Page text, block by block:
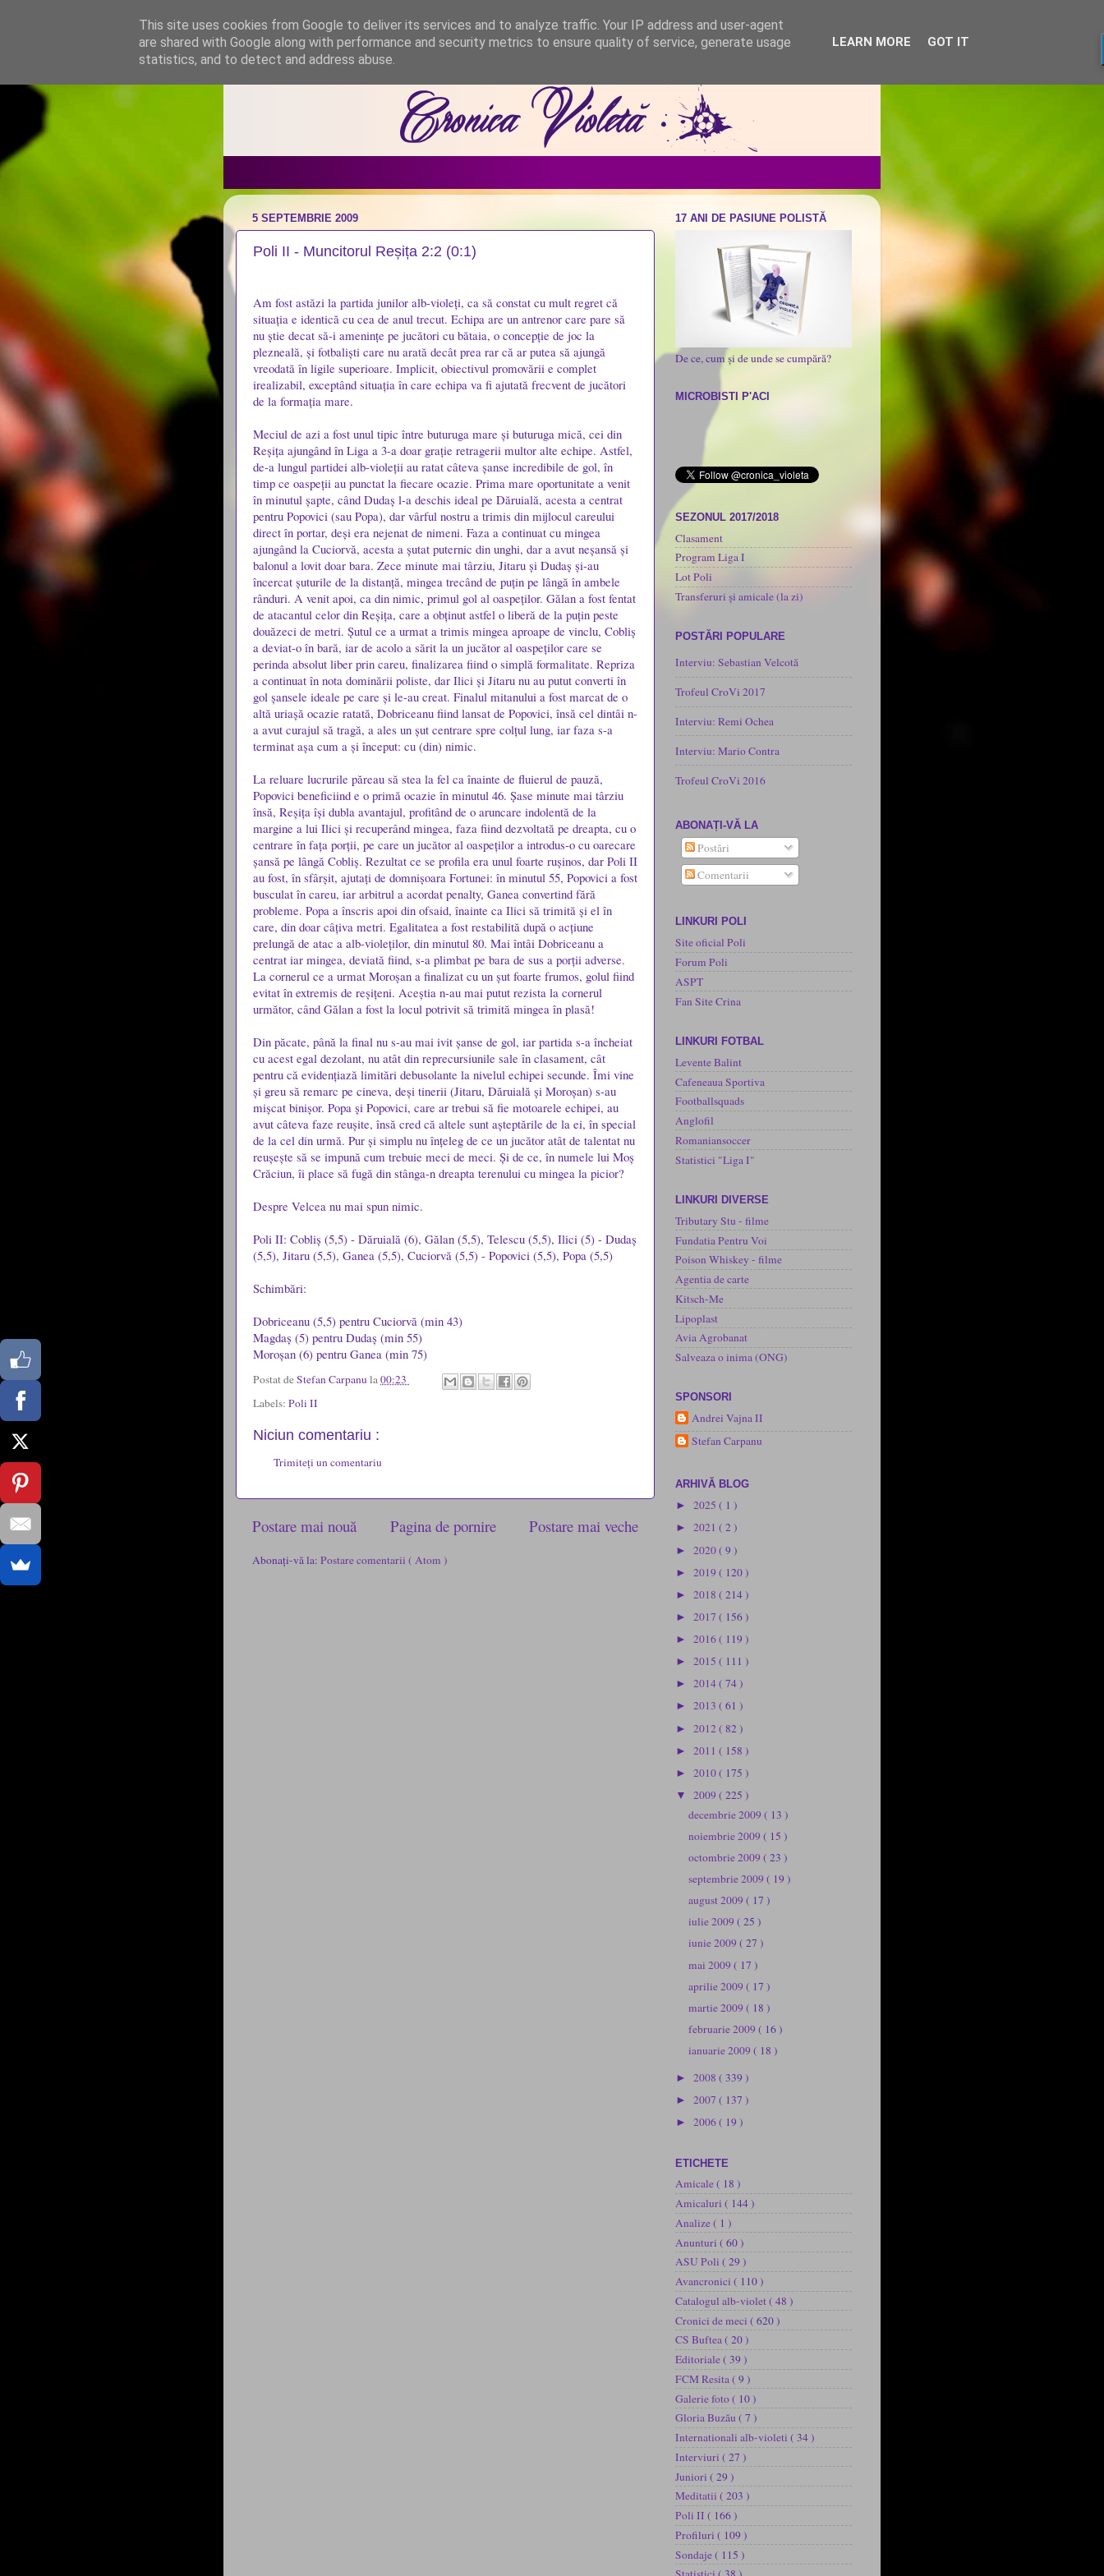
5 SEPTEMBRIE 2009
Poli II - Muncitorul Reșița 2:2 (0:1)
Am fost astăzi la partida junilor alb-violeți, ca să constat cu mult regret că
situația e identică cu cea de anul trecut. Echipa are un antrenor care pare să
nu știe decat să-i amenințe pe jucători cu bătaia, o concepție de joc la
plezneală, și fotbaliști care nu arată decât prea rar că ar putea să ajungă
vreodată în ligile superioare. Implicit, obiectivul promovării e complet
irealizabil, exceptând situația în care echipa va fi ajutată frecvent de jucători
de la formația mare.
Meciul de azi a fost unul tipic între buturuga mare și buturuga mică, cei din
Reșița ajungând în Liga a 3-a doar grație retragerii multor alte echipe. Astfel,
de-a lungul partidei alb-violeții au ratat câteva șanse incredibile de gol, în
timp ce oaspeții au punctat la fiecare ocazie. Prima mare oportunitate a venit
în minutul șapte, când Dudaș l-a deschis ideal pe Dăruială, acesta a centrat
pentru Popovici (sau Popa), dar vârful nostru a trimis din mijlocul careului
direct în portar, deși era nejenat de nimeni. Faza a continuat cu mingea
ajungând la Cuciorvă, acesta a șutat puternic din unghi, dar a avut neșansă și
balonul a lovit doar bara. Zece minute mai târziu, Jitaru și Dudaș și-au
încercat șuturile de la distanță, mingea trecând de puțin pe lângă în ambele
rânduri. A venit apoi, ca din nimic, primul gol al oaspeților. Gălan a fost fentat
de atacantul celor din Reșița, care a obținut astfel o liberă de la puțin peste
douăzeci de metri. Șutul ce a urmat a trimis mingea aproape de vinclu, Cobliș
a deviat-o în bară, iar de acolo a sărit la un jucător al oaspeților care se
perinda absolut liber prin careu, finalizarea fiind o simplă formalitate. Repriza
a continuat în nota dominării poliste, dar Ilici și Jitaru nu au putut converti în
gol șansele ideale pe care și le-au creat. Finalul mitanului a fost marcat de o
altă uriașă ocazie ratată, Dobriceanu fiind lansat de Popovici, însă cel dintâi n-
a avut curajul să tragă, a ales un șut centrare spre colțul lung, iar faza s-a
terminat așa cum a și început: cu (din) nimic.
La reluare lucrurile păreau să stea la fel ca înainte de fluierul de pauză,
Popovici beneficiind e o primă ocazie în minutul 46. Șase minute mai târziu
însă, Reșița își dubla avantajul, profitând de o aruncare indolentă de la
margine a lui Ilici și recuperând mingea, faza fiind dezvoltată pe dreapta, cu o
centrare în fața porții, pe care un jucător al oaspeților a introdus-o cu oarecare
șansă pe lângă Cobliș. Rezultat ce se profila era unul foarte rușinos, dar Poli II
au fost, în sfârșit, ajutați de domnișoara Fortunei: în minutul 55, Popovici a fost
busculat în careu, iar arbitrul a acordat penalty, Ganea convertind fără
probleme. Popa a înscris apoi din ofsaid, înainte ca Ilici să trimită și el în
care, din doar câțiva metri. Egalitatea a fost restabilită după o acțiune
prelungă de atac a alb-violeților, din minutul 80. Mai întâi Dobriceanu a
centrat iar mingea, deviată fiind, s-a plimbat pe bara de sus a porții adverse.
La cornerul ce a urmat Moroșan a finalizat cu un șut foarte frumos, golul fiind
evitat în extremis de reșițeni. Aceștia n-au mai putut rezista la cornerul
următor, când Gălan a fost la locul potrivit să trimită mingea în plasă!
Din păcate, până la final nu s-au mai ivit șanse de gol, iar partida s-a încheiat
cu acest egal dezolant, nu atât din reprecursiunile sale în clasament, cât
pentru că evidențiază limitări debusolante la nivelul echipei secunde. Îmi vine
și greu să remarc pe cineva, deși tinerii (Jitaru, Dăruială și Moroșan) s-au
mișcat binișor. Popa și Popovici, care ar trebui să fie motoarele echipei, au
avut câteva faze reușite, însă cred că altele sunt așteptările de la ei, în special
de la cel din urmă. Pur și simplu nu înțeleg de ce un jucător atât de talentat nu
reușește să se impună cum trebuie meci de meci. Și de ce, în numele lui Moș
Crăciun, îi place să fugă din stânga-n dreapta terenului cu mingea la picior?
Despre Velcea nu mai spun nimic.
Poli II: Cobliș (5,5) - Dăruială (6), Gălan (5,5), Telescu (5,5), Ilici (5) - Dudaș
(5,5), Jitaru (5,5), Ganea (5,5), Cuciorvă (5,5) - Popovici (5,5), Popa (5,5)
Schimbări:
Dobriceanu (5,5) pentru Cuciorvă (min 43)
Magdaș (5) pentru Dudaș (min 55)
Moroșan (6) pentru Ganea (min 75)
Postat deStefan Carpanula00:23
Labels: Poli II
Niciun comentariu :
Trimiteți un comentariu
Postare mai nouă Postare mai veche
Pagina de pornire
Abonați-vă la: Postare comentarii ( Atom )
17 ANI DE PASIUNE POLISTĂ
De ce, cum și de unde se cumpără?
MICROBISTI P'ACI
SEZONUL 2017/2018
Clasament
Program Liga I
Lot Poli
Transferuri și amicale (la zi)
POSTĂRI POPULARE
Interviu: Sebastian Velcotă
Trofeul CroVi 2017
Interviu: Remi Ochea
Interviu: Mario Contra
Trofeul CroVi 2016
ABONAȚI-VĂ LA
Postări
Comentarii
LINKURI POLI
Site oficial Poli
Forum Poli
ASPT
Fan Site Crina
LINKURI FOTBAL
Levente Balint
Cafeneaua Sportiva
Footballsquads
Anglofil
Romaniansoccer
Statistici "Liga I"
LINKURI DIVERSE
Tributary Stu - filme
Fundatia Pentru Voi
Poison Whiskey - filme
Agentia de carte
Kitsch-Me
Lipoplast
Avia Agrobanat
Salveaza o inima (ONG)
SPONSORI
Andrei Vajna II
Stefan Carpanu
ARHIVĂ BLOG
► 2025 ( 1 )
► 2021 ( 2 )
► 2020( 9 )
► 2019 ( 120 )
► 2018 ( 214 )
► 2017 ( 156 )
► 2016( 119 )
► 2015 ( 111 )
► 2014( 74 )
► 2013 ( 61 )
► 2012( 82 )
► 2011 ( 158 )
► 2010( 175 )
▼ 2009 ( 225 )
decembrie 2009( 13 )
noiembrie 2009( 15 )
octombrie 2009( 23 )
septembrie 2009( 19 )
august 2009( 17 )
iulie 2009( 25 )
iunie 2009( 27 )
mai 2009( 17 )
aprilie 2009( 17 )
martie 2009( 18 )
februarie 2009( 16 )
ianuarie 2009( 18 )
► 2008 ( 339 )
► 2007 ( 137 )
► 2006( 19 )
ETICHETE
Amicale( 18 )
Amicaluri ( 144 )
Analize( 1 )
Anunturi ( 60 )
ASU Poli ( 29 )
Avancronici ( 110 )
Catalogul alb-violet( 48 )
Cronici de meci ( 620 )
CS Buftea( 20 )
Editoriale( 39 )
FCM Resita( 9 )
Galerie foto( 10 )
Gloria Buzău ( 7 )
Internationali alb-violeti ( 34 )
Interviuri ( 27 )
Juniori ( 29 )
Meditatii ( 203 )
Poli II ( 166 )
Profiluri ( 109 )
Sondaje( 115 )
This site uses cookies from Google to deliver its services and to analyze traffic. Your IP address and user-agent
are shared with Google along with performance and security metrics to ensure quality of service, generate usage
statistics, and to detect and address abuse.
LEARN MORE GOT IT